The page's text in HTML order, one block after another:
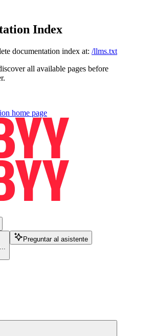
Index
documentation index at: /llms.txt
all available pages before
home page
Preguntar al asistente